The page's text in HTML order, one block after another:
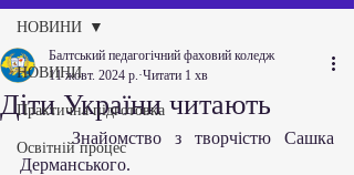
НОВИНИ
Практична підготовка
Освітній процес
НОВИНИ
Діти України читають
Балтський педагогічний фаховий коледж
11 жовт. 2024 р. Читати 1 хв
    Знайомство з творчістю Сашка
Дерманського.